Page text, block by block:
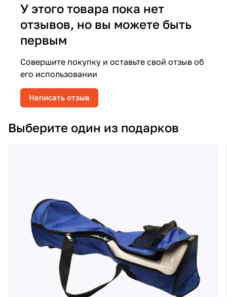
У этого товара пока нет
отзывов, но вы можете быть
первым
Совершите покупку и оставьте свой отзыв об
его использовании
Написать отзыв
Выберите один из подарков